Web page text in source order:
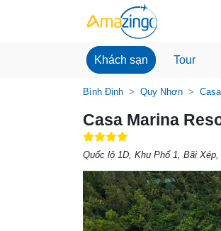
Khách sạn Tour
Bình Định Quy Nhơn
Casa Marina
Quốc lộ 1D, Khu Phố 1, Bãi